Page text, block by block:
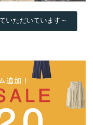
いただいています～